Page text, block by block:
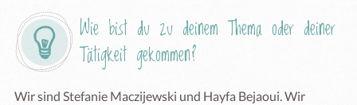
Wie bist du zu deinem Thema oder deiner
Tätigkeit gekommen?
Wir sind Stefanie Maczijewski und Hayfa Bejaoui. Wir